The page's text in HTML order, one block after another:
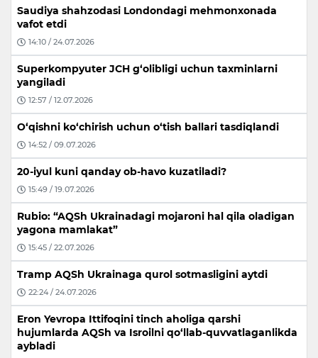
Saudiya shahzodasi Londondagi mehmonxonada
vafot etdi
14:10 / 24.07.2026
Superkompyuter JCH g‘olibligi uchun taxminlarni
yangiladi
12:57 / 12.07.2026
O‘qishni ko‘chirish uchun o‘tish ballari tasdiqlandi
14:52 / 09.07.2026
20-iyul kuni qanday ob-havo kuzatiladi?
15:49 / 19.07.2026
Rubio: “AQSh Ukrainadagi mojaroni hal qila oladigan
yagona mamlakat”
15:45 / 22.07.2026
Tramp AQSh Ukrainaga qurol sotmasligini aytdi
22:24 / 24.07.2026
Eron Yevropa Ittifoqini tinch aholiga qarshi
hujumlarda AQSh va Isroilni qo‘llab-quvvatlaganlikda
aybladi